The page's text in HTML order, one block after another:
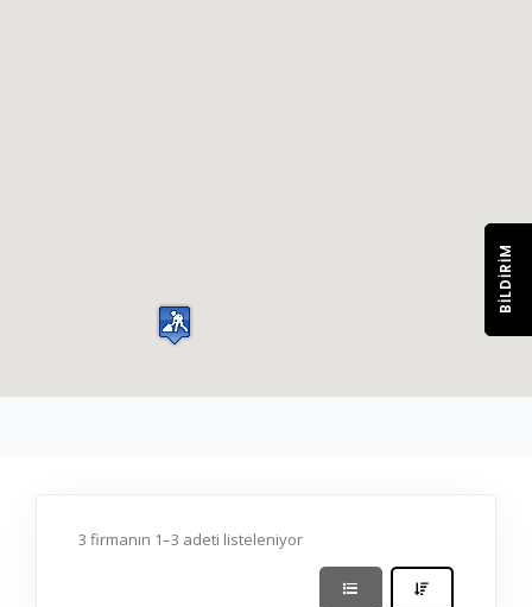
3 firmanın 1–3 adeti listeleniyor
BILDIRIM